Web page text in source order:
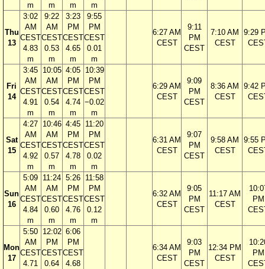
m
m
m
m
Thu
13
3:02
AM
CEST
4.83
m
9:22
AM
CEST
0.53
m
3:23
PM
CEST
4.65
m
9:55
PM
CEST
0.01
m
6:27 AM
CEST
9:11
PM
CEST
7:10 AM
CEST
9:29
Fri
14
3:45
AM
CEST
4.91
m
10:05
AM
CEST
0.54
m
4:05
PM
CEST
4.74
m
10:39
PM
CEST
−0.02
m
6:29 AM
CEST
9:09
PM
CEST
8:36 AM
CEST
9:42
Sat
15
4:27
AM
CEST
4.92
m
10:46
AM
CEST
0.57
m
4:45
PM
CEST
4.78
m
11:20
PM
CEST
0.02
m
6:31 AM
CEST
9:07
PM
CEST
9:58 AM
CEST
9:55
Sun
16
5:09
AM
CEST
4.84
m
11:24
AM
CEST
0.60
m
5:26
PM
CEST
4.76
m
11:58
PM
CEST
0.12
m
6:32 AM
CEST
9:05
PM
CEST
11:17 AM
CEST
PM
Mon
17
5:50
AM
CEST
4.71
12:02
PM
CEST
0.64
6:06
PM
CEST
4.68
6:34 AM
CEST
9:03
PM
CEST
12:34 PM
CEST
PM